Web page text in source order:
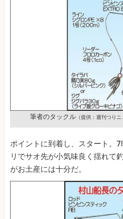
筆者のタックル（提供：週刊つりニ
ポイントに到着し、スタート。
リでサオ先が小気味良く揺れて
がお土産には十分だ。